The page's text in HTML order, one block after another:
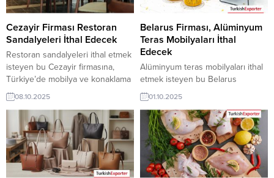
Cezayir Firması Restoran
Sandalyeleri İthal Edecek
Restoran sandalyeleri ithal etmek
isteyen bu Cezayir firmasına,
Türkiye’de mobilya ve konaklama
ekipmanları ile sandalye üreticisi
veya tedarikçisi olan ihracatçı
firmalar teklif sunabilirler. Yeni bir
ihracat pazarı fırsatı olan bu alım
ilanının iletişim bilgilerine
TurkishExporter VIP üyeleri ile TE
üyelik kredisi sahibi ihracat
08.10.2025
Belarus Firması, Alüminyum
Teras Mobilyaları İthal
Edecek
Alüminyum teras mobilyaları ithal
etmek isteyen bu Belarus
firmasına, Türkiye’de mobilya ve
dış mekan ürünleri ile alüminyum
teras mobilyaları üreticisi veya
tedarikçisi olan ihracatçı firmalar
teklif sunabilirler. Yeni bir ihracat
pazarı fırsatı olan bu alım ilanının
iletişim bilgilerine TurkishExporter
01.10.2025